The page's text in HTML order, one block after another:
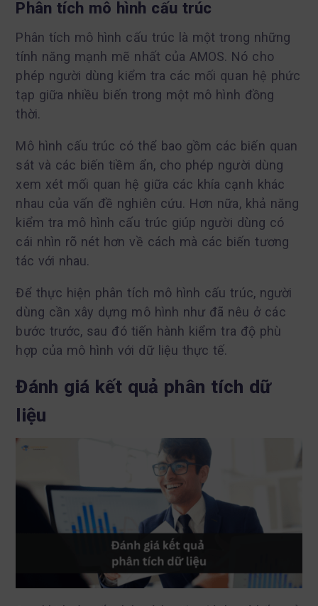
Phân tích mô hình cấu trúc
Phân tích mô hình cấu trúc là một trong những
tính năng mạnh mẽ nhất của AMOS. Nó cho
phép người dùng kiểm tra các mối quan hệ phức
tạp giữa nhiều biến trong một mô hình đồng
thời.
Mô hình cấu trúc có thể bao gồm các biến quan
sát và các biến tiềm ẩn, cho phép người dùng
xem xét mối quan hệ giữa các khía cạnh khác
nhau của vấn đề nghiên cứu. Hơn nữa, khả năng
kiểm tra mô hình cấu trúc giúp người dùng có
cái nhìn rõ nét hơn về cách mà các biến tương
tác với nhau.
Để thực hiện phân tích mô hình cấu trúc, người
dùng cần xây dựng mô hình như đã nêu ở các
bước trước, sau đó tiến hành kiểm tra độ phù
hợp của mô hình với dữ liệu thực tế.
Đánh giá kết quả phân tích dữ
liệu